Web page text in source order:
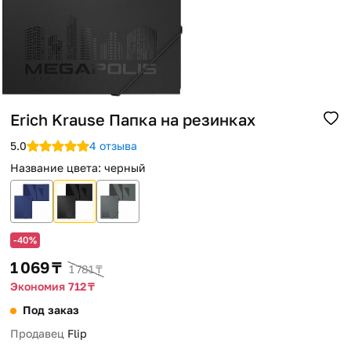
Erich Krause Папка на резинках
5.0
4 отзыва
Название цвета: черный
-40%
1 069 ₸ 1 781 ₸
Экономия 712 ₸
Под заказ
Продавец Flip
Способы оплаты